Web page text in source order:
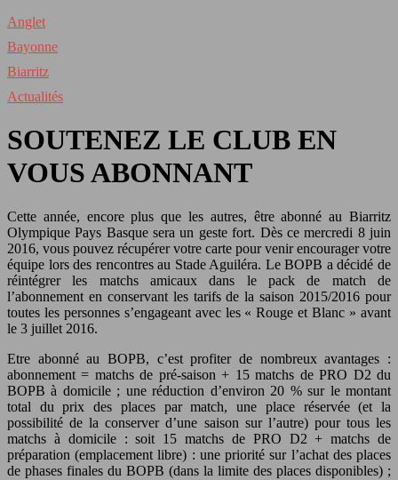
Anglet
Bayonne
Biarritz
Actualités
SOUTENEZ LE CLUB EN
VOUS ABONNANT
Cette année, encore plus que les autres, être abonné au Biarritz
Olympique Pays Basque sera un geste fort. Dès ce mercredi 8 juin
2016, vous pouvez récupérer votre carte pour venir encourager votre
équipe lors des rencontres au Stade Aguiléra. Le BOPB a décidé de
réintégrer les matchs amicaux dans le pack de match de
l’abonnement en conservant les tarifs de la saison 2015/2016 pour
toutes les personnes s’engageant avec les « Rouge et Blanc » avant
le 3 juillet 2016.
Etre abonné au BOPB, c’est profiter de nombreux avantages :
abonnement = matchs de pré-saison + 15 matchs de PRO D2 du
BOPB à domicile ; une réduction d’environ 20 % sur le montant
total du prix des places par match, une place réservée (et la
possibilité de la conserver d’une saison sur l’autre) pour tous les
matchs à domicile : soit 15 matchs de PRO D2 + matchs de
préparation (emplacement libre) : une priorité sur l’achat des places
de phases finales du BOPB (dans la limite des places disponibles) ;